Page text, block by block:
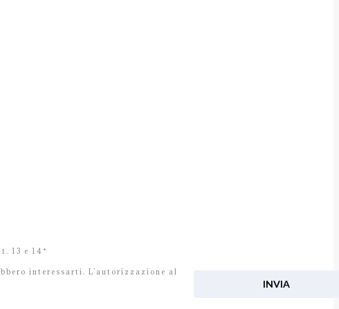
13 e 14*
interessarti. L’autorizzazione al